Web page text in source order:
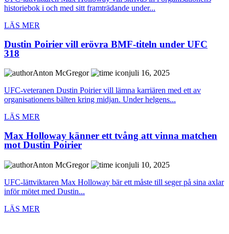
historiebok i och med sitt framträdande under...
LÄS MER
Dustin Poirier vill erövra BMF-titeln under UFC
318
Anton McGregor
juli 16, 2025
UFC-veteranen Dustin Poirier vill lämna karriären med ett av
organisationens bälten kring midjan. Under helgens...
LÄS MER
Max Holloway känner ett tvång att vinna matchen
mot Dustin Poirier
Anton McGregor
juli 10, 2025
UFC-lättviktaren Max Holloway bär ett måste till seger på sina axlar
inför mötet med Dustin...
LÄS MER